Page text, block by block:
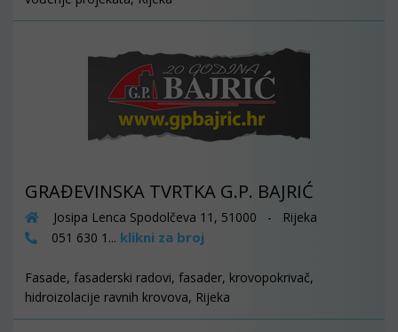
GRAĐEVINSKA TVRTKA G.P. BAJRIĆ
Josipa Lenca Spodolčeva 11, 51000 - Rijeka
051 630 1... klikni za broj
Fasade, fasaderski radovi, fasader, krovopokrivač,
hidroizolacije ravnih krovova, Rijeka